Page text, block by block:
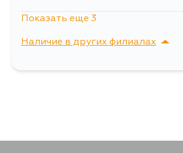
Показать еще 3
Наличие в других филиалах
г. Владивосток,